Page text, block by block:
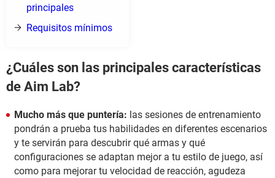
principales
Requisitos mínimos
¿Cuáles son las principales características
de Aim Lab?
Mucho más que puntería: las sesiones de entrenamiento
pondrán a prueba tus habilidades en diferentes escenarios
y te servirán para descubrir qué armas y qué
configuraciones se adaptan mejor a tu estilo de juego, así
como para mejorar tu velocidad de reacción, agudeza